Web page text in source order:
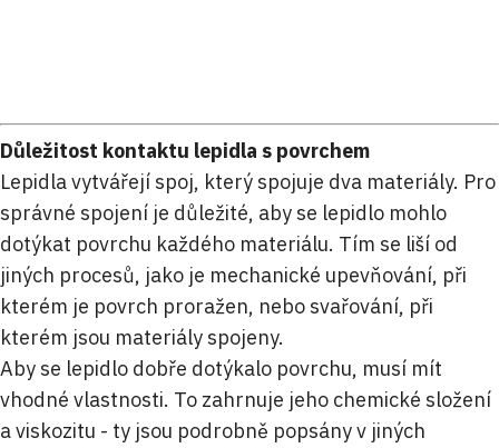
Důležitost kontaktu lepidla s povrchem
Lepidla vytvářejí spoj, který spojuje dva materiály. Pro
správné spojení je důležité, aby se lepidlo mohlo
dotýkat povrchu každého materiálu. Tím se liší od
jiných procesů, jako je mechanické upevňování, při
kterém je povrch proražen, nebo svařování, při
kterém jsou materiály spojeny.
Aby se lepidlo dobře dotýkalo povrchu, musí mít
vhodné vlastnosti. To zahrnuje jeho chemické složení
a viskozitu - ty jsou podrobně popsány v jiných